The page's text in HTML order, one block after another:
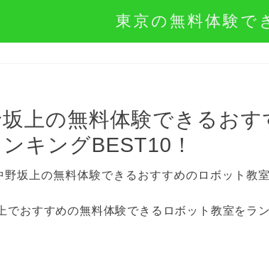
東京の無料体験で
上の無料体験できるお
キングBEST10！
でおすすめの無料体験できるロボット教室をラ